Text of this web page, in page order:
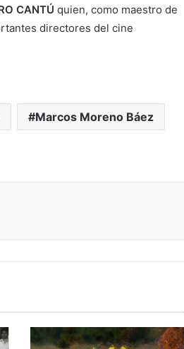
CANTÚ quien, como maestro de
directores del cine
Marcos Moreno Báez